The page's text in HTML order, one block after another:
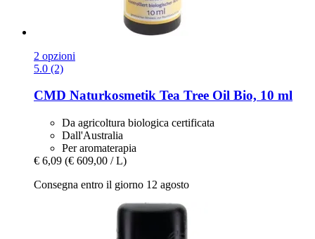
2 opzioni
5.0 (2)
CMD Naturkosmetik Tea Tree Oil Bio, 10 ml
Da agricoltura biologica certificata
Dall'Australia
Per aromaterapia
€ 6,09 (€ 609,00 / L)
Consegna entro il giorno 12 agosto